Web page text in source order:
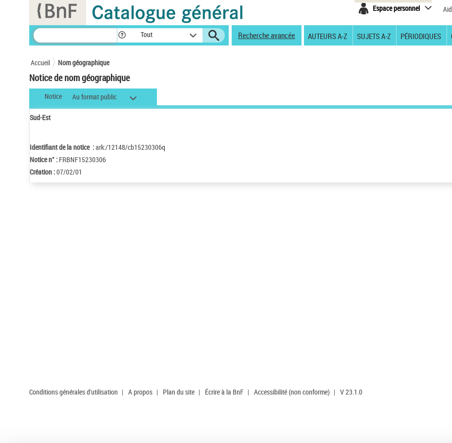
Espace personnel
Tout Recherche avancée AUTEURS A-Z SUJETS A-Z PÉRIODIQUES
Accueil Nom géographique
Notice de nom géographique
Notice Au format public
Sud-Est
Identifiant de la notice :ark:/12148/cb15230306q
Notice n° : FRBNF15230306
Création :07/02/01
Conditions générales d'utilisation | A propos | Plan du site | Écrire à la BnF | Accessibilité (non conforme) | V 23.1.0
Panneau de gestion des cookies